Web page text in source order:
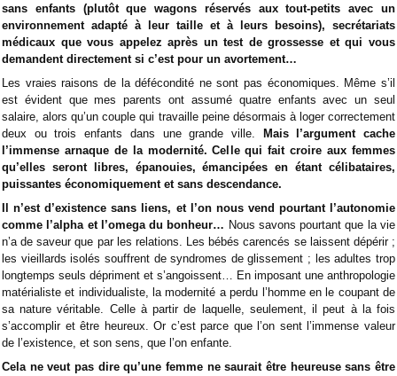
sans enfants (plutôt que wagons réservés aux tout-petits avec un
environnement adapté à leur taille et à leurs besoins), secrétariats
médicaux que vous appelez après un test de grossesse et qui vous
demandent directement si c’est pour un avortement…
Les vraies raisons de la défécondité ne sont pas économiques. Même s’il
est évident que mes parents ont assumé quatre enfants avec un seul
salaire, alors qu’un couple qui travaille peine désormais à loger correctement
deux ou trois enfants dans une grande ville.
Mais l’argument cache
l’immense arnaque de la modernité. Celle qui fait croire aux femmes
qu’elles seront libres, épanouies, émancipées en étant célibataires,
puissantes économiquement et sans descendance.
Il n’est d’existence sans liens, et l’on nous vend pourtant l’autonomie
comme l’alpha et l’omega du bonheur… Nous savons pourtant que la vie
n’a de saveur que par les relations. Les bébés carencés se laissent dépérir ;
les vieillards isolés souffrent de syndromes de glissement ; les adultes trop
longtemps seuls dépriment et s’angoissent… En imposant une anthropologie
matérialiste et individualiste, la modernité a perdu l’homme en le coupant de
sa nature véritable. Celle à partir de laquelle, seulement, il peut à la fois
s’accomplir et être heureux. Or c’est parce que l’on sent l’immense valeur
de l’existence, et son sens, que l’on enfante.
Cela ne veut pas dire qu’une femme ne saurait être heureuse sans être